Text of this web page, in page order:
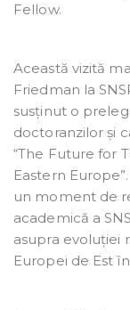
Fellow.
Această vizită
Friedman la
susținut o
doctoranzilor și
“The Future for
Eastern
un moment de
academică a
asupra evoluției
Europei de Est